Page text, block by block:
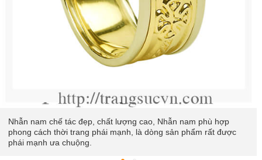
Nhẫn nam chế tác đẹp, chất lượng cao, Nhẫn nam phù hợp
phong cách thời trang phái mạnh, là dòng sản phẩm rất được
phái mạnh ưa chuộng.